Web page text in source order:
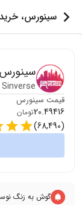
سینورس،
سینورس
Sinverse
قیمت سینورس
20.49416تومان
(
68,490
)
گوش به زنگ